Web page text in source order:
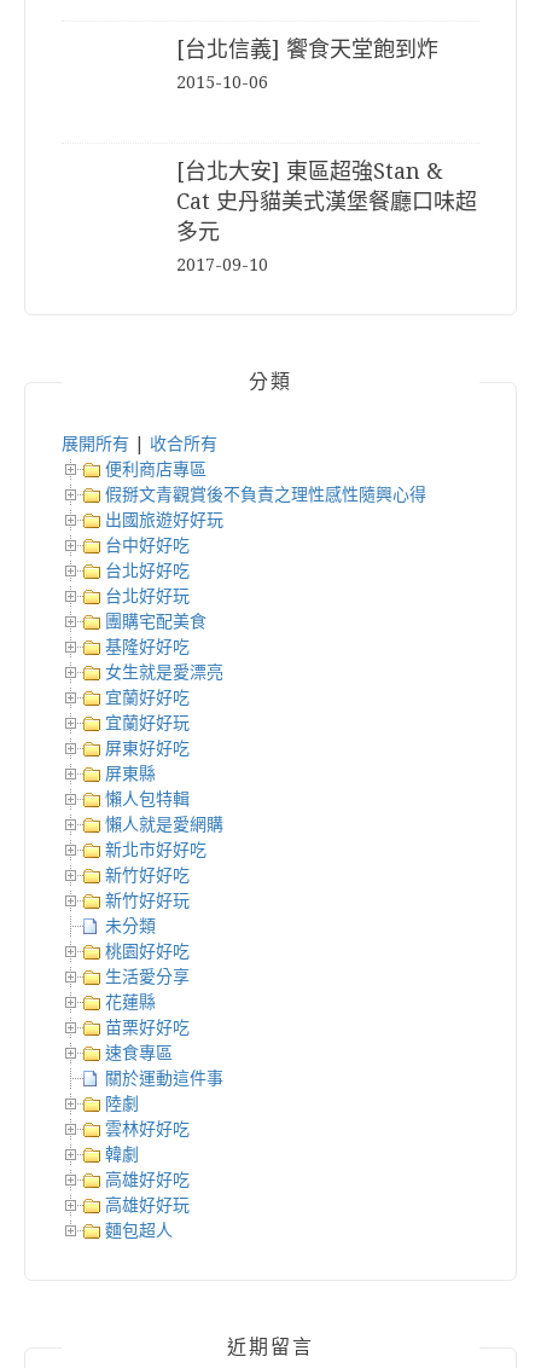
[台北信義] 饗食天堂飽到炸
2015-10-06
[台北大安] 東區超強Stan &
Cat 史丹貓美式漢堡餐廳口味超
多元
2017-09-10
分類
展開所有
收合所有
便利商店專區
假掰文青觀賞後不負責之理性感性隨興心得
出國旅遊好好玩
台中好好吃
台北好好吃
台北好好玩
團購宅配美食
基隆好好吃
女生就是愛漂亮
宜蘭好好吃
宜蘭好好玩
屏東好好吃
屏東縣
懶人包特輯
懶人就是愛網購
新北市好好吃
新竹好好吃
新竹好好玩
未分類
桃園好好吃
生活愛分享
花蓮縣
苗栗好好吃
速食專區
關於運動這件事
陸劇
雲林好好吃
韓劇
高雄好好吃
高雄好好玩
麵包超人
近期留言